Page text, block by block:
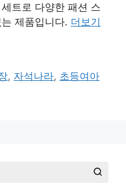
트로 다양한 패션 스
제품입니다. 더보기
, 자석나라, 초등여아